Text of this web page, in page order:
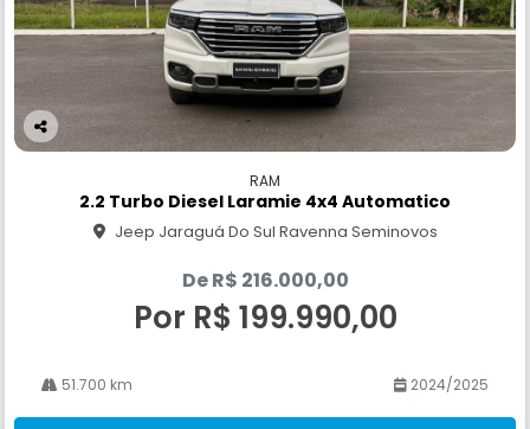
Co
RAM
2.2 Turbo Diesel Laramie 4x4 Automatico
Jeep Jaraguá Do Sul Ravenna Seminovos
De R$ 216.000,00
Por R$ 199.990,00
51.700 km 2024/2025